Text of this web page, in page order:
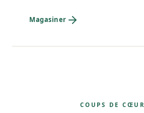
Magasiner
COUPS DE CŒUR